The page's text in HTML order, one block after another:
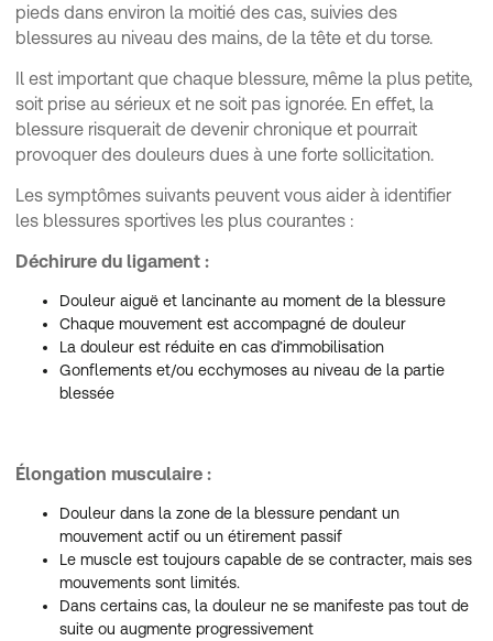
pieds dans environ la moitié des cas, suivies des
blessures au niveau des mains, de la tête et du torse.
Il est important que chaque blessure, même la plus petite,
soit prise au sérieux et ne soit pas ignorée. En effet, la
blessure risquerait de devenir chronique et pourrait
provoquer des douleurs dues à une forte sollicitation.
Les symptômes suivants peuvent vous aider à identifier
les blessures sportives les plus courantes :
Déchirure du ligament :
Douleur aiguë et lancinante au moment de la blessure
Chaque mouvement est accompagné de douleur
La douleur est réduite en cas d’immobilisation
Gonflements et/ou ecchymoses au niveau de la partie
blessée
Élongation musculaire :
Douleur dans la zone de la blessure pendant un
mouvement actif ou un étirement passif
Le muscle est toujours capable de se contracter, mais ses
mouvements sont limités.
Dans certains cas, la douleur ne se manifeste pas tout de
suite ou augmente progressivement